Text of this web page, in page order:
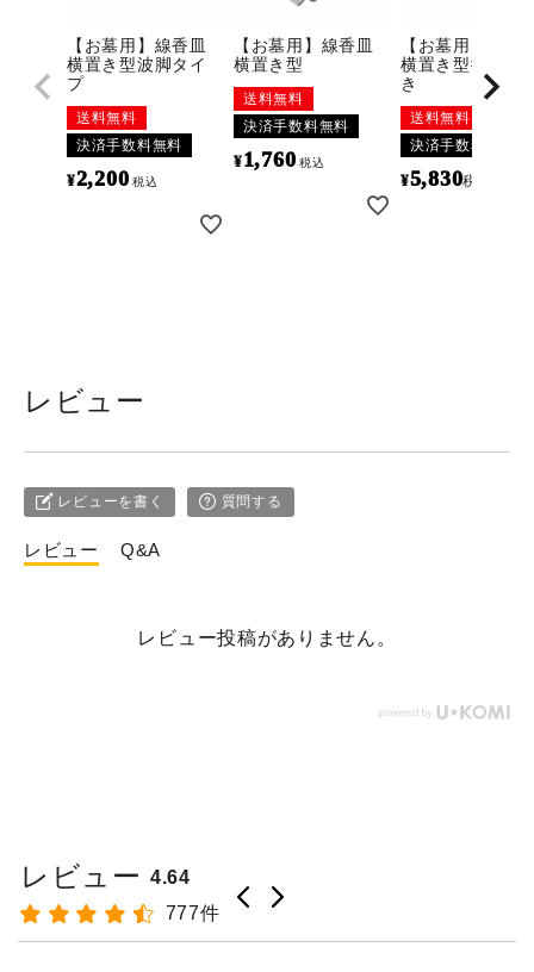
【お墓用】線香皿
横置き型波脚タイ
プ
送料無料
決済手数料無料
¥2,200 税込
【お墓用】線香皿
横置き型
送料無料
決済手数料無料
¥1,760 税込
【お墓用】線香
横置き型御影石
き
送料無料
決済手数料無料
¥5,830税込
レビュー
レビューを書く 質問する
レビュー Q&A
レビュー投稿がありません。
レビュー 4.64
777件